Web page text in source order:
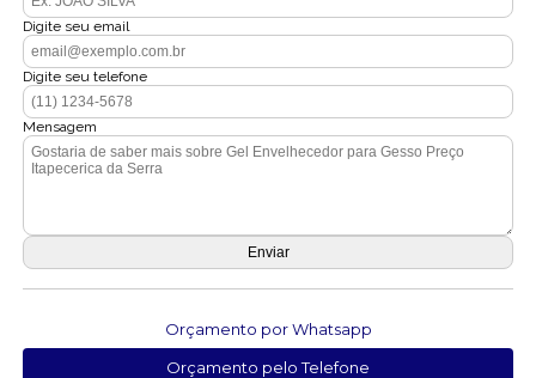
Digite seu email
Digite seu telefone
Mensagem
Orçamento por Whatsapp
Orçamento pelo Telefone